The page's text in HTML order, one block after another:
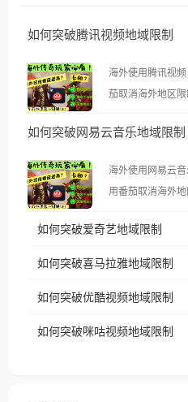
如何突破腾讯视频地域限制
海外使用腾讯视
茄取消海外地区限制。 当在海外打开腾讯
示语。 海外用户如香港、澳门、台湾、美国、加拿
像其他音乐平台
仅能在中国大陆地区播放。 遇到这
使用番茄回国加速
台湾、美国、加
权限制所困扰。
如何突破网易云音乐地域限制
海外使用网易云
用番茄取消海外地区限制。 当在
播放”的提示语。 海外用户如香港、澳门、台湾、美
国、加拿大、澳
制问题，且仅能在中国
户收听网易云音
如何突破爱奇艺地域限制
如何突破喜马拉雅地域限制
如何突破优酷视频地域限制
如何突破咪咕视频地域限制